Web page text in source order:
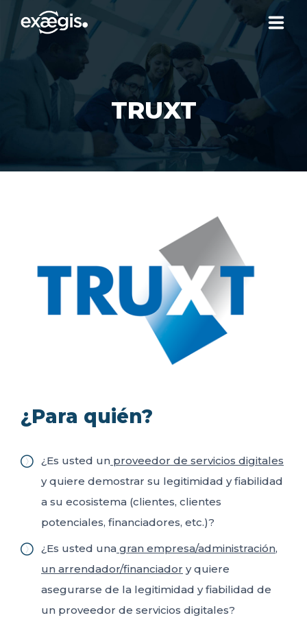
¿QUIÉNES SOMOS?
NUESTRAS OFERTASTRUXT
¿Para quién?
¿Es usted un proveedor de servicios digitales
y quiere demostrar su legitimidad y fiabilidad
a su ecosistema (clientes, clientes
potenciales, financiadores, etc.)?
¿Es usted una gran empresa/administración,
un arrendador/financiador y quiere
asegurarse de la legitimidad y fiabilidad de
un proveedor de servicios digitales?